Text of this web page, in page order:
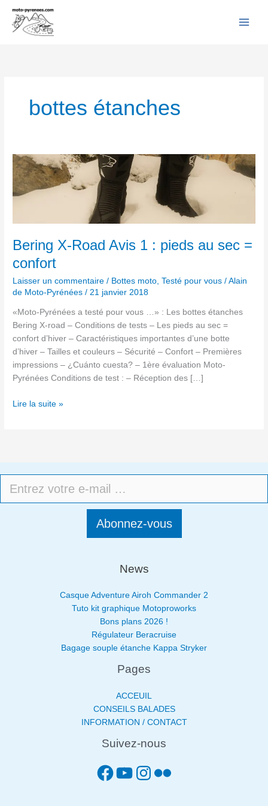
contenu
bottes étanches
Bering X-Road Avis 1 : pieds au sec =
confort
Laisser un commentaire / Bottes moto ,Testé pour vous /Alain
de Moto-Pyrénées/ 21 janvier 2018
«Moto-Pyrénées a testé pour vous …» : Les bottes étanches
Bering X-road – Conditions de tests – Les pieds au sec =
confort d’hiver – Caractéristiques importantes d’une botte
d’hiver – Tailles et couleurs – Sécurité – Confort – Premières
impressions – ¿Cuánto cuesta? – 1ère évaluation Moto-
Pyrénées Conditions de test : – Réception des […]
Bering
X-
Road
Avis
:
pieds
au
sec
=
confort
Lire la suite »
Abonnez-vous
News
Casque Adventure Airoh Commander 2
Tuto kit graphique Motoproworks
Bons plans 2026 !
Régulateur Beracruise
Bagage souple étanche Kappa Stryker
Pages
ACCEUIL
CONSEILS BALADES
INFORMATION / CONTACT
Suivez-nous